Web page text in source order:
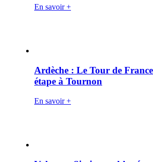
En savoir +
Ardèche : Le Tour de
étape à Tournon
En savoir +